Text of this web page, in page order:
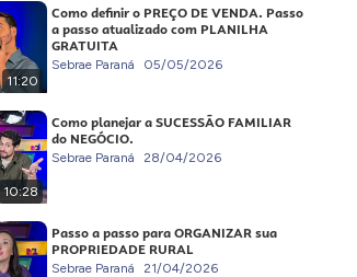
11:20
Como definir o PREÇO DE VENDA. Passo
a passo atualizado com PLANILHA
GRATUITA
Sebrae Paraná 05/05/2026
10:28
Como planejar a SUCESSÃO FAMILIAR
do NEGÓCIO.
Sebrae Paraná 28/04/2026
Passo a passo para ORGANIZAR sua
PROPRIEDADE RURAL
Sebrae Paraná 21/04/2026